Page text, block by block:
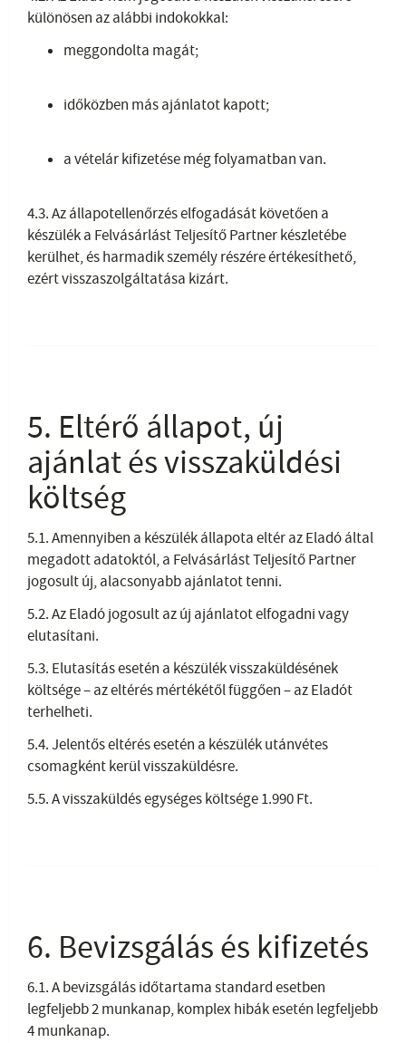
különösen az alábbi indokokkal:
meggondolta magát;
időközben más ajánlatot kapott;
a vételár kifizetése még folyamatban van.
4.3. Az állapotellenőrzés elfogadását követően a
készülék a Felvásárlást Teljesítő Partner készletébe
kerülhet, és harmadik személy részére értékesíthető,
ezért visszaszolgáltatása kizárt.
5. Eltérő állapot, új
ajánlat és visszaküldési
költség
5.1. Amennyiben a készülék állapota eltér az Eladó által
megadott adatoktól, a Felvásárlást Teljesítő Partner
jogosult új, alacsonyabb ajánlatot tenni.
5.2. Az Eladó jogosult az új ajánlatot elfogadni vagy
elutasítani.
5.3. Elutasítás esetén a készülék visszaküldésének
költsége – az eltérés mértékétől függően – az Eladót
terhelheti.
5.4. Jelentős eltérés esetén a készülék utánvétes
csomagként kerül visszaküldésre.
5.5. A visszaküldés egységes költsége 1.990 Ft.
6. Bevizsgálás és kifizetés
6.1. A bevizsgálás időtartama standard esetben
legfeljebb 2 munkanap, komplex hibák esetén legfeljebb
4 munkanap.